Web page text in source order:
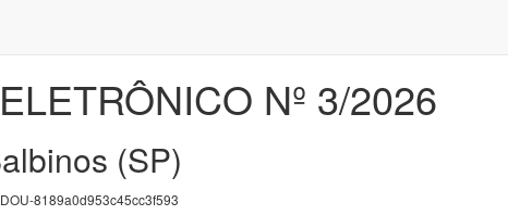
Nº 3/2026
(SP)
DOU-8189a0d953c45cc3f593